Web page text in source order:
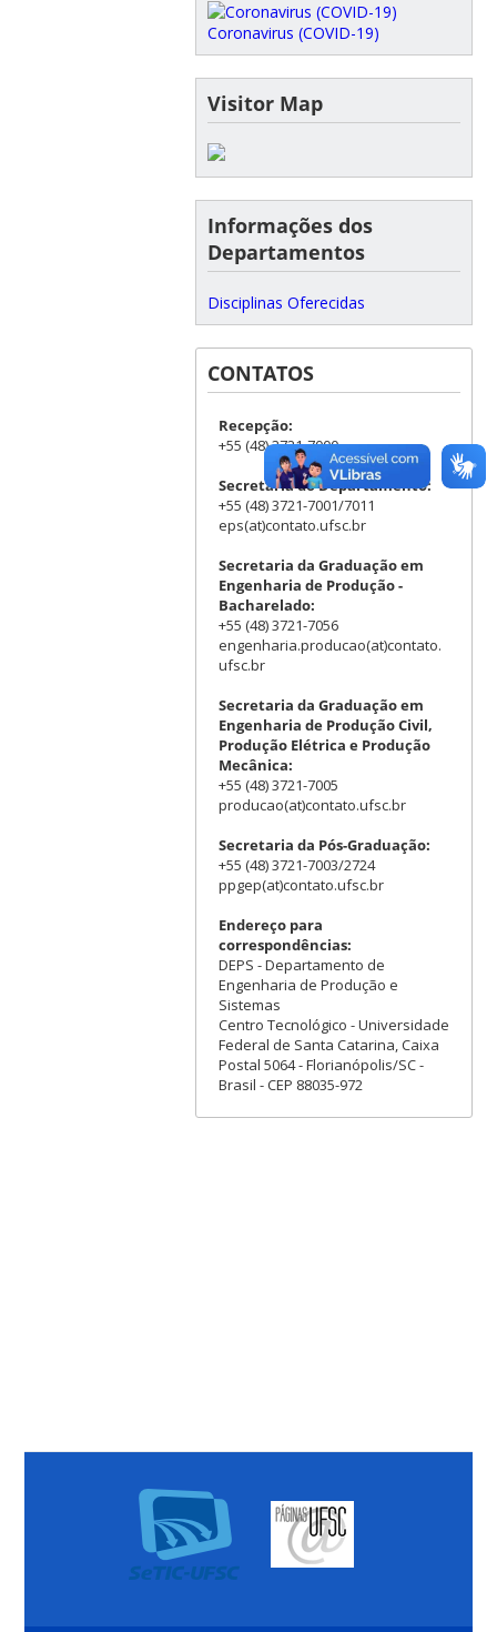
Coronavirus (COVID-19)
Visitor Map
Informações dos
Departamentos
Disciplinas Oferecidas
CONTATOS
Recepção:
+55 (48) 3721-7000
Secretaria do Departamento:
+55 (48) 3721-7001/7011
eps(at)contato.ufsc.br
Secretaria da Graduação em
Engenharia de Produção -
Bacharelado:
+55 (48) 3721-7056
engenharia.producao(at)contato.
ufsc.br
Secretaria da Graduação em
Engenharia de Produção Civil,
Produção Elétrica e Produção
Mecânica:
+55 (48) 3721-7005
producao(at)contato.ufsc.br
Secretaria da Pós-Graduação:
+55 (48) 3721-7003/2724
ppgep(at)contato.ufsc.br
Endereço para
correspondências:
DEPS - Departamento de
Engenharia de Produção e
Sistemas
Centro Tecnológico - Universidade
Federal de Santa Catarina, Caixa
Postal 5064 - Florianópolis/SC -
Brasil - CEP 88035-972